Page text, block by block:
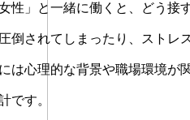
性」と一緒に働くと、どう接
倒されてしまったり、ストレ
は心理的な背景や職場環境
です。